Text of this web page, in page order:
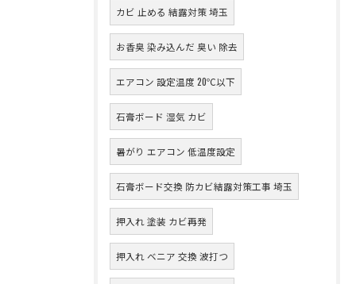
カビ 止める 結露対策 埼玉
お香臭 染み込んだ 臭い 除去
エアコン 設定温度 20℃以下
石膏ボード 湿気 カビ
暑がり エアコン 低温度設定
石膏ボード交換 防カビ結露対策工事 埼玉
押入れ 塗装 カビ再発
押入れ ベニア 交換 波打つ